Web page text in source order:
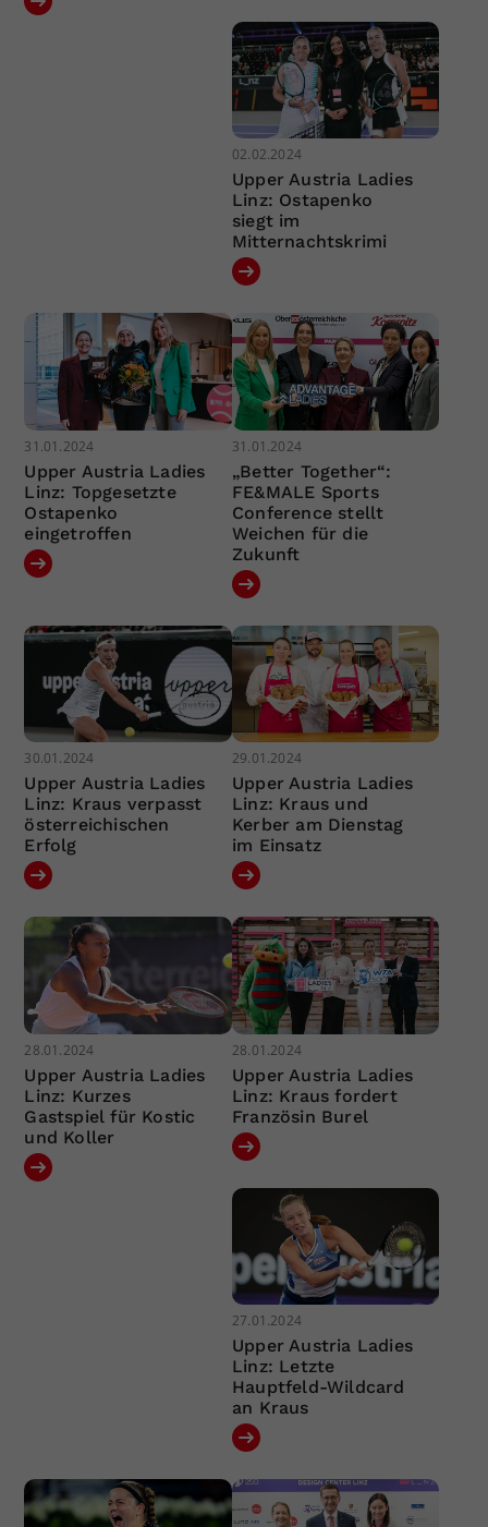
02.02.2024
Upper Austria Ladies
Linz: Ostapenko
siegt im
Mitternachtskrimi
31.01.2024
Upper Austria Ladies
Linz: Topgesetzte
Ostapenko
eingetroffen
31.01.2024
„Better Together“:
FE&MALE Sports
Conference stellt
Weichen für die
Zukunft
30.01.2024
Upper Austria Ladies
Linz: Kraus verpasst
österreichischen
Erfolg
29.01.2024
Upper Austria Ladies
Linz: Kraus und
Kerber am Dienstag
im Einsatz
28.01.2024
Upper Austria Ladies
Linz: Kurzes
Gastspiel für Kostic
und Koller
28.01.2024
Upper Austria Ladies
Linz: Kraus fordert
Französin Burel
27.01.2024
Upper Austria Ladies
Linz: Letzte
Hauptfeld-Wildcard
an Kraus